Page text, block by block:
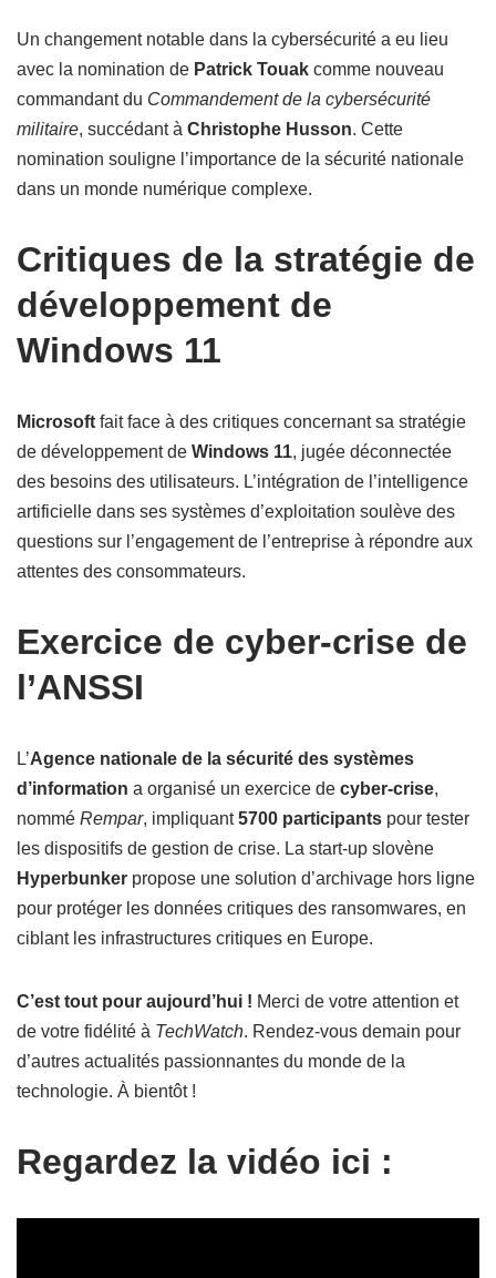
Un changement notable dans la cybersécurité a eu lieu
avec la nomination de Patrick Touak comme nouveau
commandant du Commandement de la cybersécurité
militaire, succédant à Christophe Husson. Cette
nomination souligne l’importance de la sécurité nationale
dans un monde numérique complexe.
Critiques de la stratégie de
développement de
Windows 11
Microsoft fait face à des critiques concernant sa stratégie
de développement de Windows 11, jugée déconnectée
des besoins des utilisateurs. L’intégration de l’intelligence
artificielle dans ses systèmes d’exploitation soulève des
questions sur l’engagement de l’entreprise à répondre aux
attentes des consommateurs.
Exercice de cyber-crise de
l’ANSSI
L’Agence nationale de la sécurité des systèmes
d’information a organisé un exercice de cyber-crise,
nommé Rempar, impliquant5700 participants pour tester
les dispositifs de gestion de crise. La start-up slovène
Hyperbunker propose une solution d’archivage hors ligne
pour protéger les données critiques des ransomwares, en
ciblant les infrastructures critiques en Europe.
C’est tout pour aujourd’hui ! Merci de votre attention et
de votre fidélité à TechWatch. Rendez-vous demain pour
d’autres actualités passionnantes du monde de la
technologie. À bientôt !
Regardez la vidéo ici :